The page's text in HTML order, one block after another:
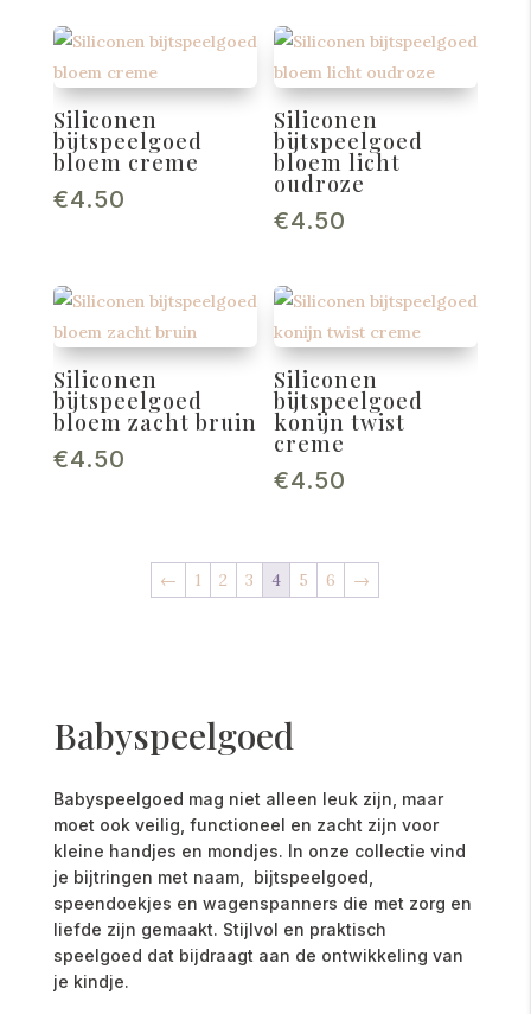
Siliconen
bijtspeelgoed
bloem creme
€4.50
Siliconen
bijtspeelgoed
bloem licht
oudroze
€4.50
Siliconen
bijtspeelgoed
bloem zacht bruin
€4.50
Siliconen
bijtspeelgoed
konijn twist
creme
€4.50
← 1 2 3 4 5 6 →
Babyspeelgoed
Babyspeelgoed mag niet alleen leuk zijn, maar
moet ook veilig, functioneel en zacht zijn voor
kleine handjes en mondjes. In onze collectie vind
je bijtringen met naam, bijtspeelgoed,
speendoekjes en wagenspanners die met zorg en
liefde zijn gemaakt. Stijlvol en praktisch
speelgoed dat bijdraagt aan de ontwikkeling van
je kindje.